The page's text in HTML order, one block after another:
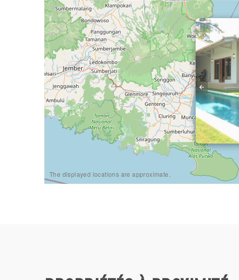
The displayed locations are approximate.